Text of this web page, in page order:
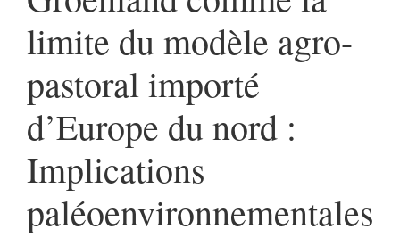
limite du modèle agro-
pastoral importé
d’Europe du nord :
Implications
paléoenvironnementales